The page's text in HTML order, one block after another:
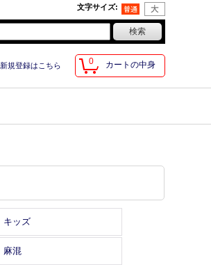
文字サイズ:
0 カートの中身
新規登録はこちら
キッズ
麻混